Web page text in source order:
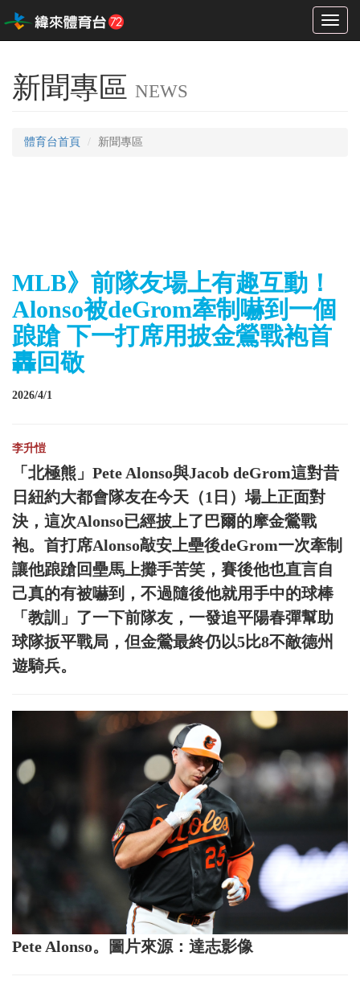
Toggle
新聞專區 NEWS
體育台首頁 新聞專區
MLB》前隊友場上有趣互動！
Alonso被deGrom牽制嚇到一個
踉蹌 下一打席用披金鶯戰袍首
轟回敬
2026/4/1
李升愷
「北極熊」Pete Alonso與Jacob deGrom這對昔
日紐約大都會隊友在今天（1日）場上正面對
決，這次Alonso已經披上了巴爾的摩金鶯戰
袍。首打席Alonso敲安上壘後deGrom一次牽制
讓他踉蹌回壘馬上攤手苦笑，賽後他也直言自
己真的有被嚇到，不過隨後他就用手中的球棒
「教訓」了一下前隊友，一發追平陽春彈幫助
球隊扳平戰局，但金鶯最終仍以5比8不敵德州
遊騎兵。
Pete Alonso。圖片來源：達志影像